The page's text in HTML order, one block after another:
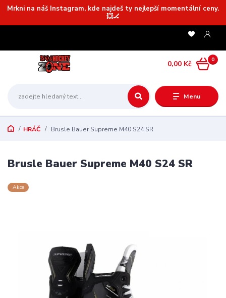
Mrkni na náš Instagram, kde najdeš ty nejlepší momentální ceny.
💥🏒
Menu
0
0,00 Kč
HRÁČ Brusle Bauer Supreme M40 S24 SR
Brusle Bauer Supreme M40 S24 SR
Akce